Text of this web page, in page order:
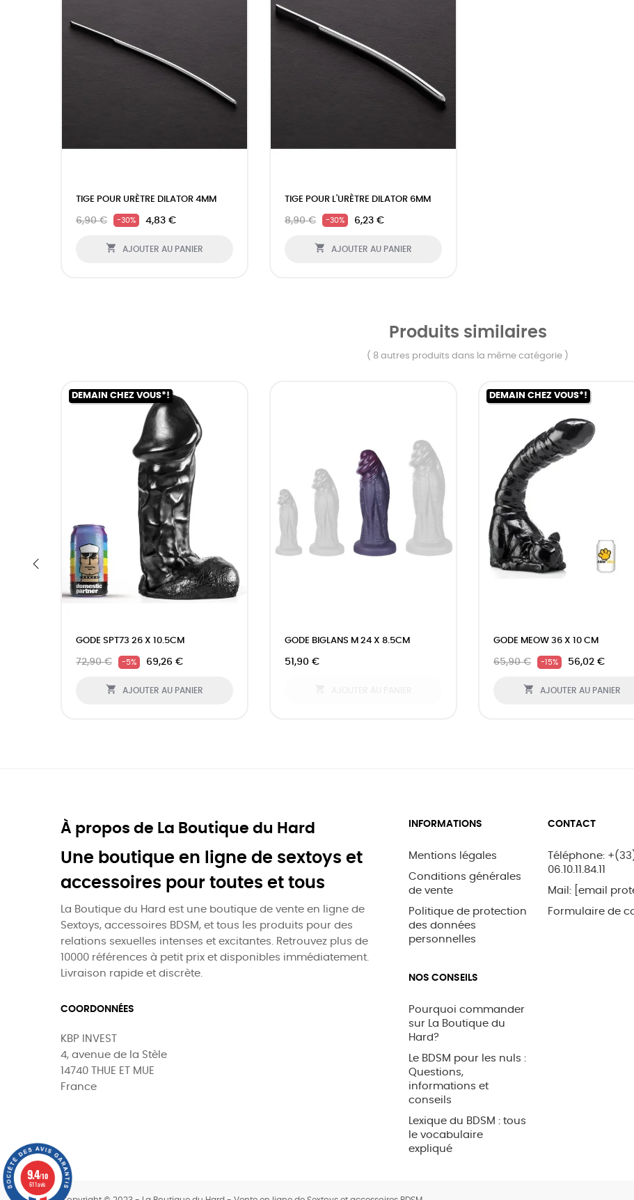
TIGE POUR URÈTRE DILATOR 4MM
6,90 € -30% 4,83 €
 AJOUTER AU PANIER
TIGE POUR L'URÈTRE DILATOR 6MM
8,90 € -30% 6,23 €
 AJOUTER AU PANIER
Produits similaires
( 8 autres produits dans la même catégorie )
DEMAIN CHEZ VOUS*!
GODE SPT73 26 X 10.5CM
72,90 € -5% 69,26 €
 AJOUTER AU PANIER
GODE BIGLANS M 24 X 8.5CM
51,90 €
DEMAIN CHEZ VOUS*!
GODE MEOW 36 X 10 CM
65,90 € -15% 56,02 €
 AJOUTER AU PANIER
À propos de La Boutique du Hard
Une boutique en ligne de sextoys et
accessoires pour toutes et tous
La Boutique du Hard est une boutique de vente en ligne de
Sextoys, accessoires BDSM, et tous les produits pour des
relations sexuelles intenses et excitantes. Retrouvez plus de
10000 références à petit prix et disponibles immédiatement.
Livraison rapide et discrète.
COORDONNÉES
KBP INVEST
4, avenue de la Stèle
14740 THUE ET MUE
France
INFORMATIONS
Mentions légales
Conditions générales
de vente
Politique de protection
des données
personnelles
NOS CONSEILS
Pourquoi commander
sur La Boutique du
Hard?
Le BDSM pour les nuls :
Questions,
informations et
conseils
Lexique du BDSM : tous
le vocabulaire
expliqué
CONTACT
Téléphone:
06.10.11.84.11
Mail:
[email
Formulaire de
0
9.4/10
611 avis